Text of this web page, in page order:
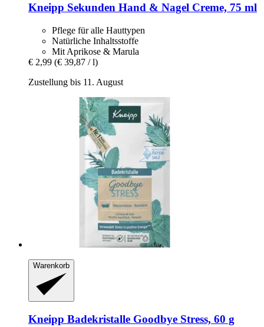
Kneipp Sekunden Hand & Nagel Creme, 75 ml
Pflege für alle Hauttypen
Natürliche Inhaltsstoffe
Mit Aprikose & Marula
€ 2,99 (€ 39,87 / l)
Zustellung bis 11. August
Warenkorb
Kneipp Badekristalle Goodbye Stress, 60 g